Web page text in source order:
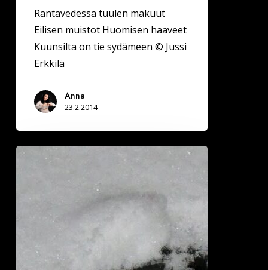
Rantavedessä tuulen makuut
Eilisen muistot Huomisen haaveet
Kuunsilta on tie sydämeen © Jussi
Erkkilä
Anna
23.2.2014